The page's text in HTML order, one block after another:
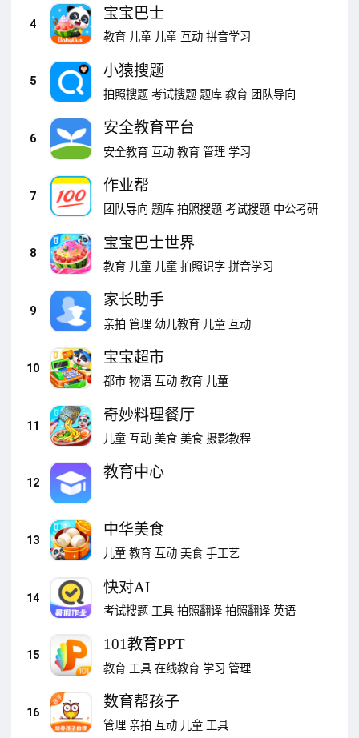
4
宝宝巴士
教育 儿童 儿童 互动 拼音学习
5
小猿搜题
拍照搜题 考试搜题 题库 教育 团队导向
6
安全教育平台
安全教育 互动 教育 管理 学习
7
作业帮
团队导向 题库 拍照搜题 考试搜题 中公考研
8
宝宝巴士世界
教育 儿童 儿童 拍照识字 拼音学习
9
家长助手
亲拍 管理 幼儿教育 儿童 互动
10
宝宝超市
都市 物语 互动 教育 儿童
11
奇妙料理餐厅
儿童 互动 美食 美食 摄影教程
12
教育中心
13
中华美食
儿童 教育 互动 美食 手工艺
14
快对AI
考试搜题 工具 拍照翻译 拍照翻译 英语
15
101教育PPT
教育 工具 在线教育 学习 管理
16
数育帮孩子
管理 亲拍 互动 儿童 工具